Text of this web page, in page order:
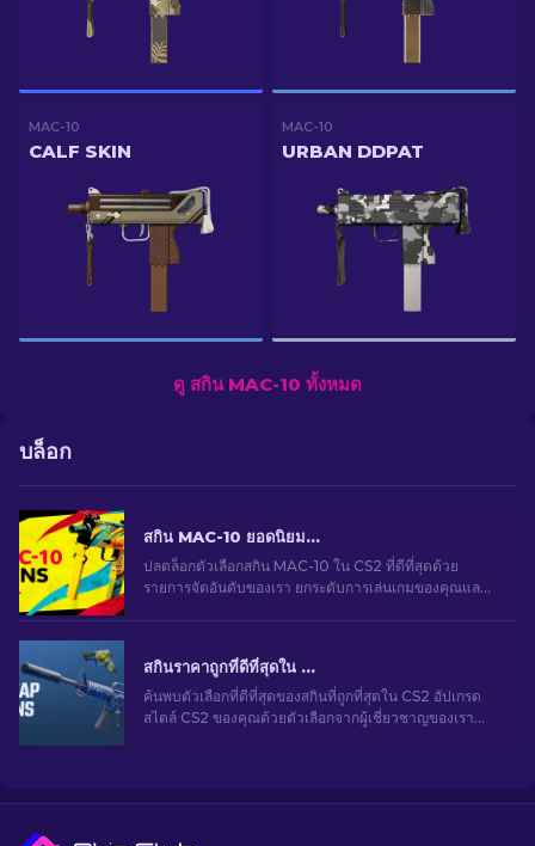
MAC-10
CALF SKIN
MAC-10
URBAN DDPAT
ดู สกิน MAC-10 ทั้งหมด
บล็อก
สกิน MAC-10 ยอดนิยมใน CS2 ที่น่าใช้งาน: การจัดอันดับ [2026]
ปลดล็อกตัวเลือกสกิน MAC-10 ใน CS2 ที่ดีที่สุดด้วย
รายการจัดอันดับของเรา ยกระดับการเล่นเกมของคุณและ
สกินราคาถูกที่ดีที่สุดใน CS2 [2026]
ค้นพบตัวเลือกที่ดีที่สุดของสกินที่ถูกที่สุดใน CS2 อัปเกรด
สไตล์ CS2 ของคุณด้วยตัวเลือกจากผู้เชี่ยวชาญของเรา